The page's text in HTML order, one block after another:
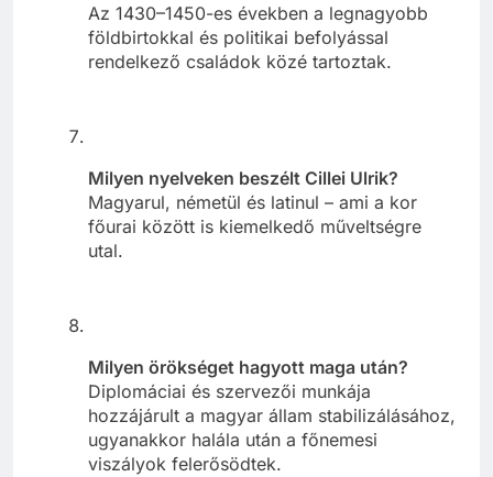
Az 1430–1450-es években a legnagyobb
földbirtokkal és politikai befolyással
rendelkező családok közé tartoztak.
Milyen nyelveken beszélt Cillei Ulrik?
Magyarul, németül és latinul – ami a kor
főurai között is kiemelkedő műveltségre
utal.
Milyen örökséget hagyott maga után?
Diplomáciai és szervezői munkája
hozzájárult a magyar állam stabilizálásához,
ugyanakkor halála után a főnemesi
viszályok felerősödtek.